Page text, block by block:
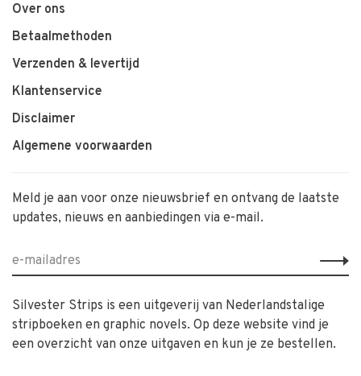
Over ons
Betaalmethoden
Verzenden & levertijd
Klantenservice
Disclaimer
Algemene voorwaarden
Meld je aan voor onze nieuwsbrief en ontvang de laatste
updates, nieuws en aanbiedingen via e-mail.
Silvester Strips is een uitgeverij van Nederlandstalige
stripboeken en graphic novels. Op deze website vind je
een overzicht van onze uitgaven en kun je ze bestellen.